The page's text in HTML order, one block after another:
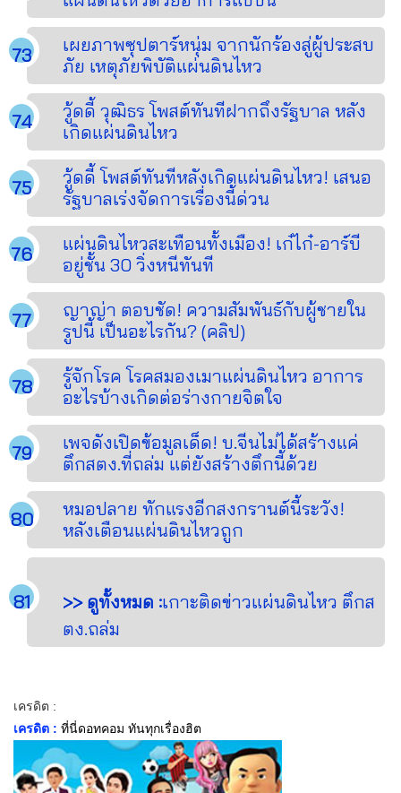
เผยภาพซุปตาร์หนุ่ม จากนักร้องสู่ผู้ประสบ
ภัย เหตุภัยพิบัติแผ่นดินไหว
วู้ดดี้ วุฒิธร โพสต์ทันทีฝากถึงรัฐบาล หลัง
เกิดแผ่นดินไหว
วู้ดดี้ โพสต์ทันทีหลังเกิดแผ่นดินไหว! เสนอ
รัฐบาลเร่งจัดการเรื่องนี้ด่วน
แผ่นดินไหวสะเทือนทั้งเมือง! เก๋ไก๋-อาร์บี
อยู่ชั้น 30 วิ่งหนีทันที
ญาญ่า ตอบชัด! ความสัมพันธ์กับผู้ชายใน
รูปนี้ เป็นอะไรกัน? (คลิป)
รู้จักโรค โรคสมองเมาแผ่นดินไหว อาการ
อะไรบ้างเกิดต่อร่างกายจิตใจ
เพจดังเปิดข้อมูลเด็ด! บ.จีนไม่ได้สร้างแค่
ตึกสตง.ที่ถล่ม แต่ยังสร้างตึกนี้ด้วย
หมอปลาย ทักแรงอีกสงกรานต์นี้ระวัง!
หลังเตือนแผ่นดินไหวถูก
>> ดูทั้งหมด :เกาะติดข่าวแผ่นดินไหว ตึกส
ตง.ถล่ม
เครดิต :
เครดิต : ที่นี่ดอทคอม ทันทุกเรื่องฮิต